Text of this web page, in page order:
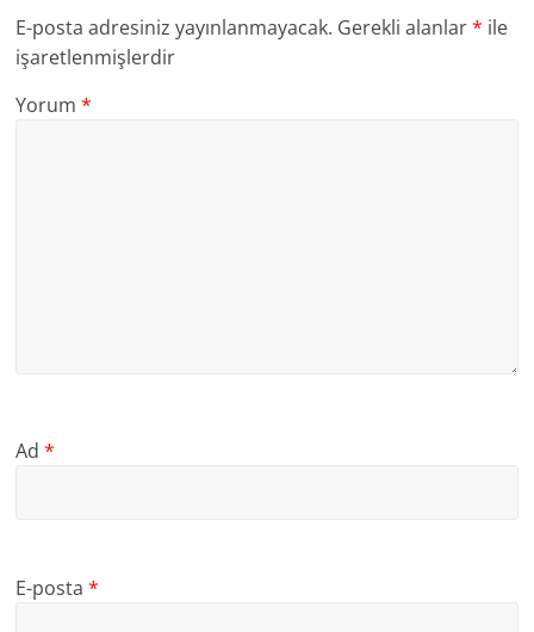
E-posta adresiniz yayınlanmayacak. Gerekli alanlar* ile
işaretlenmişlerdir
Yorum*
Ad*
E-posta*